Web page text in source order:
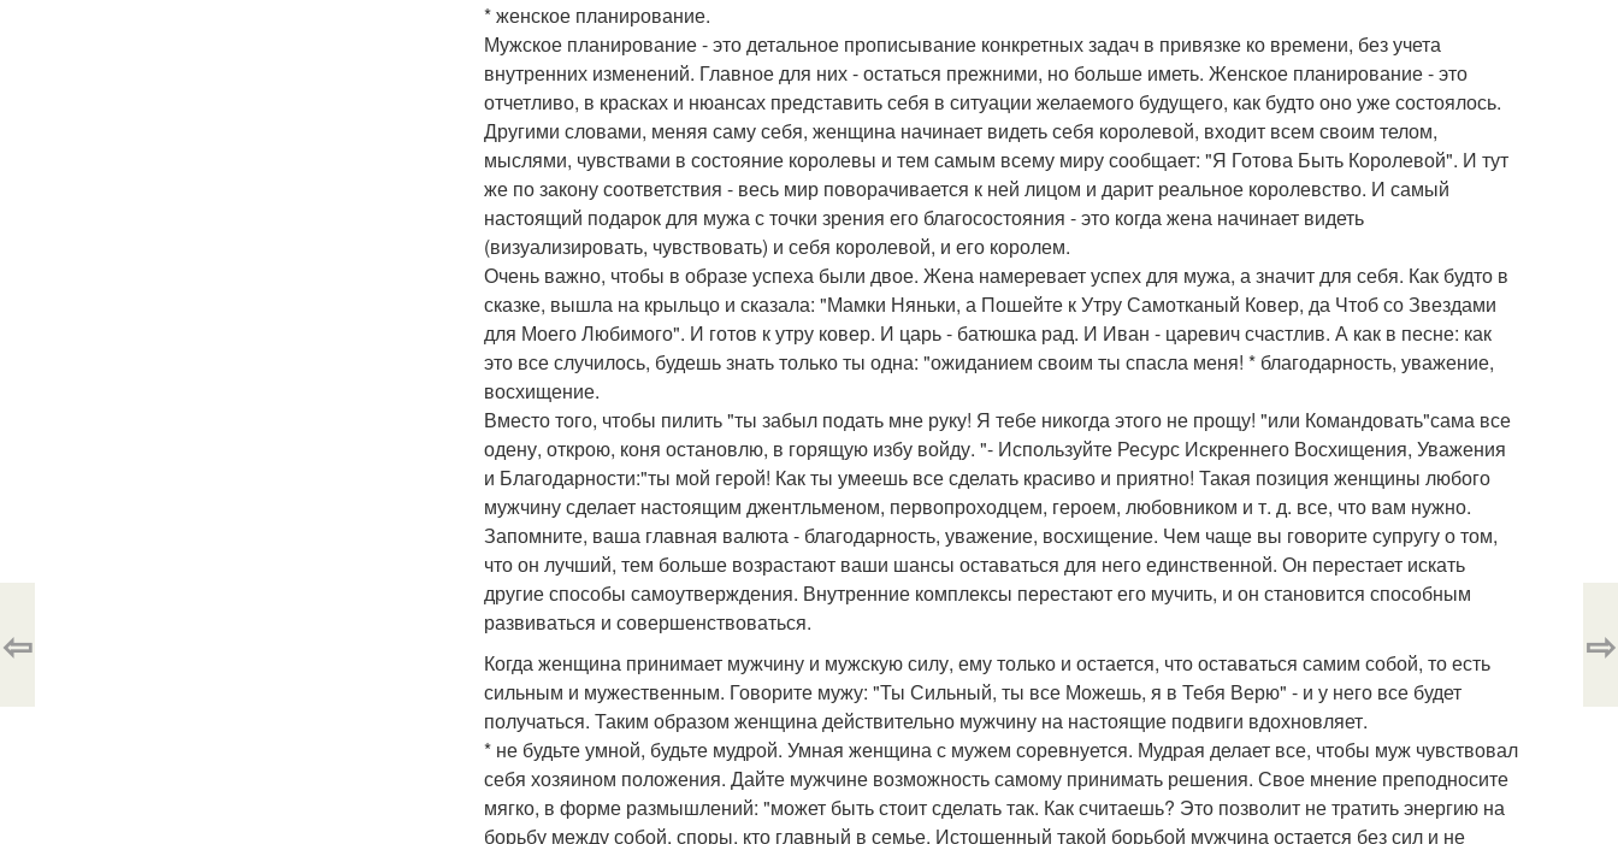
* женское планирование.
Мужское планирование - это детальное прописывание конкретных задач в привязке ко времени, без учета
внутренних изменений. Главное для них - остаться прежними, но больше иметь. Женское планирование - это
отчетливо, в красках и нюансах представить себя в ситуации желаемого будущего, как будто оно уже состоялось.
Другими словами, меняя саму себя, женщина начинает видеть себя королевой, входит всем своим телом,
мыслями, чувствами в состояние королевы и тем самым всему миру сообщает: "Я Готова Быть Королевой". И тут
же по закону соответствия - весь мир поворачивается к ней лицом и дарит реальное королевство. И самый
настоящий подарок для мужа с точки зрения его благосостояния - это когда жена начинает видеть
(визуализировать, чувствовать) и себя королевой, и его королем.
Очень важно, чтобы в образе успеха были двое. Жена намеревает успех для мужа, а значит для себя. Как будто в
сказке, вышла на крыльцо и сказала: "Мамки Няньки, а Пошейте к Утру Самотканый Ковер, да Чтоб со Звездами
для Моего Любимого". И готов к утру ковер. И царь - батюшка рад. И Иван - царевич счастлив. А как в песне: как
это все случилось, будешь знать только ты одна: "ожиданием своим ты спасла меня! * благодарность, уважение,
восхищение.
Вместо того, чтобы пилить "ты забыл подать мне руку! Я тебе никогда этого не прощу! "или Командовать"сама все
одену, открою, коня остановлю, в горящую избу войду. "- Используйте Ресурс Искреннего Восхищения, Уважения
и Благодарности:"ты мой герой! Как ты умеешь все сделать красиво и приятно! Такая позиция женщины любого
мужчину сделает настоящим джентльменом, первопроходцем, героем, любовником и т. д. все, что вам нужно.
Запомните, ваша главная валюта - благодарность, уважение, восхищение. Чем чаще вы говорите супругу о том,
что он лучший, тем больше возрастают ваши шансы оставаться для него единственной. Он перестает искать
другие способы самоутверждения. Внутренние комплексы перестают его мучить, и он становится способным
развиваться и совершенствоваться.
Когда женщина принимает мужчину и мужскую силу, ему только и остается, что оставаться самим собой, то есть
сильным и мужественным. Говорите мужу: "Ты Сильный, ты все Можешь, я в Тебя Верю" - и у него все будет
получаться. Таким образом женщина действительно мужчину на настоящие подвиги вдохновляет.
* не будьте умной, будьте мудрой. Умная женщина с мужем соревнуется. Мудрая делает все, чтобы муж чувствовал
себя хозяином положения. Дайте мужчине возможность самому принимать решения. Свое мнение преподносите
мягко, в форме размышлений: "может быть стоит сделать так. Как считаешь? Это позволит не тратить энергию на
борьбу между собой, споры, кто главный в семье. Истощенный такой борьбой мужчина остается без сил и не
⇦ ⇨